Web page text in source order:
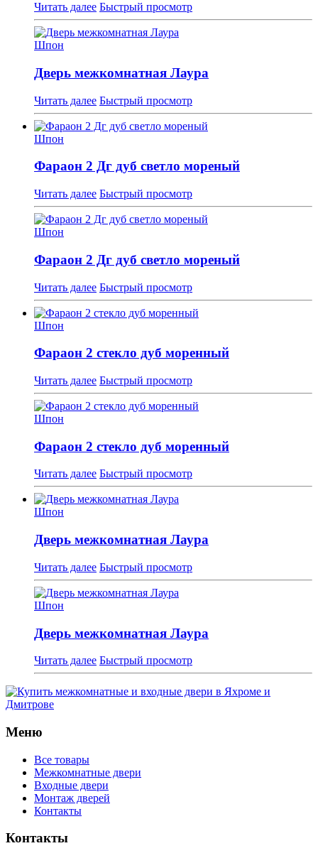
Читать далее Быстрый просмотр
Шпон
Дверь межкомнатная Лаура
Читать далее Быстрый просмотр
Шпон
Фараон 2 Дг дуб светло мореный
Читать далее Быстрый просмотр
Шпон
Фараон 2 Дг дуб светло мореный
Читать далее Быстрый просмотр
Шпон
Фараон 2 стекло дуб моренный
Читать далее Быстрый просмотр
Шпон
Фараон 2 стекло дуб моренный
Читать далее Быстрый просмотр
Шпон
Дверь межкомнатная Лаура
Читать далее Быстрый просмотр
Шпон
Дверь межкомнатная Лаура
Читать далее Быстрый просмотр
Меню
Все товары
Межкомнатные двери
Входные двери
Монтаж дверей
Контакты
Контакты